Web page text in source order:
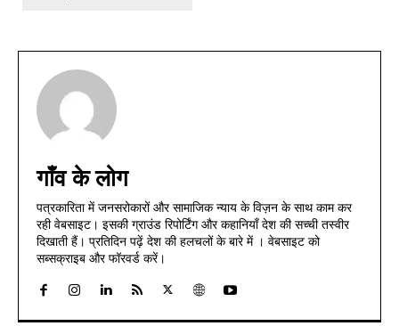
गाँव के लोग
पत्रकारिता में जनसरोकारों और सामाजिक न्याय के विज़न के साथ काम कर
रही वेबसाइट। इसकी ग्राउंड रिपोर्टिंग और कहानियाँ देश की सच्ची तस्वीर
दिखाती हैं। प्रतिदिन पढ़ें देश की हलचलों के बारे में । वेबसाइट को
सब्सक्राइब और फॉरवर्ड करें।